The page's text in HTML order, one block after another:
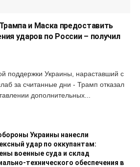
и Маска предоставить
ударов по России – получил
поддержки Украины, нараставший с
за считанные дни - Трамп отказал
дополнительных...
Украины нанесли
удар по оккупантам:
военные суда и склад
технического обеспечения в